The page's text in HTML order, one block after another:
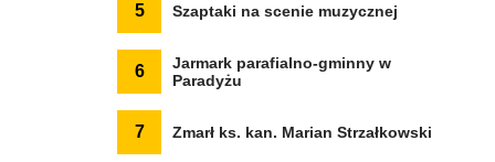
5 Szaptaki na scenie muzycznej
6
Jarmark parafialno-gminny w
Paradyżu
7 Zmarł ks. kan. Marian Strzałkowski